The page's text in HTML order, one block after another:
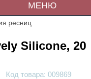
МЕНЮ
ресниц
Silicone, 20
Код товара: 009869